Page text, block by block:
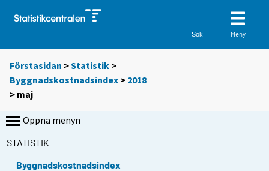
Sök Meny
Förstasidan >Statistik >
Byggnadskostnadsindex > 2018
> maj
Öppna menyn
STATISTIK
Byggnadskostnadsindex